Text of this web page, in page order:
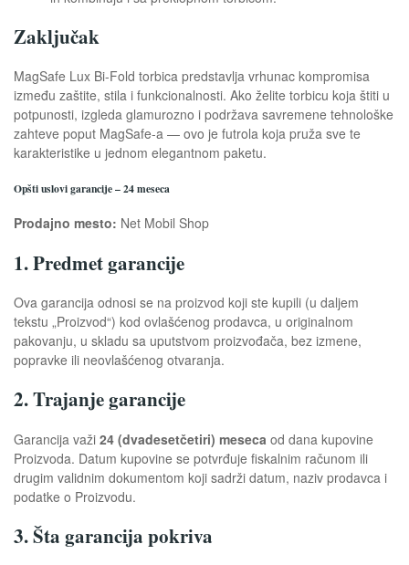
Zaključak
MagSafe Lux Bi-Fold torbica predstavlja vrhunac kompromisa
između zaštite, stila i funkcionalnosti. Ako želite torbicu koja štiti u
potpunosti, izgleda glamurozno i podržava savremene tehnološke
zahteve poput MagSafe-a — ovo je futrola koja pruža sve te
karakteristike u jednom elegantnom paketu.
Opšti uslovi garancije – 24 meseca
Prodajno mesto: Net Mobil Shop
1. Predmet garancije
Ova garancija odnosi se na proizvod koji ste kupili (u daljem
tekstu „Proizvod“) kod ovlašćenog prodavca, u originalnom
pakovanju, u skladu sa uputstvom proizvođača, bez izmene,
popravke ili neovlašćenog otvaranja.
2. Trajanje garancije
Garancija važi 24 (dvadesetčetiri) meseca od dana kupovine
Proizvoda. Datum kupovine se potvrđuje fiskalnim računom ili
drugim validnim dokumentom koji sadrži datum, naziv prodavca i
podatke o Proizvodu.
3. Šta garancija pokriva